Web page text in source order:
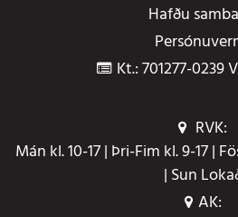
Hafðu
Kt.: 701277-0239
RVK:
Mán kl. 10-17 | Þri-Fim kl. 9-17 |
| Sun
AK: